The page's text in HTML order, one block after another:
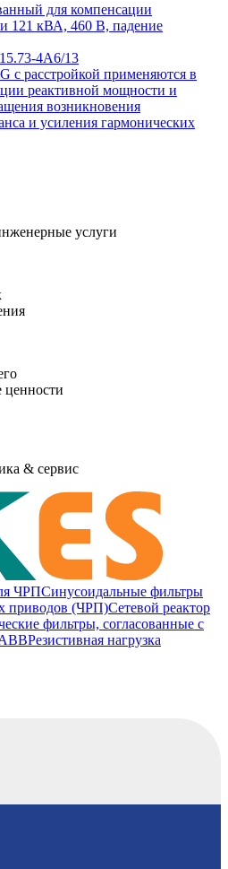
для компенсации
121 кВА, 460 В, падение
4A6/13
с расстройкой применяются в
реактивной мощности и
возникновения
и усиления гармонических
услуги
ценности
& сервис
ЧРПСинусоидальные фильтры
приводов (ЧРП)Сетевой реактор
фильтры, согласованные с
Резистивная нагрузка